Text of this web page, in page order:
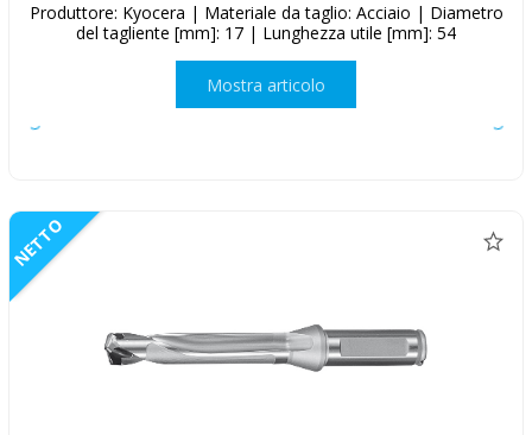
Produttore: Kyocera | Materiale da taglio: Acciaio | Diametro
del tagliente [mm]: 17 | Lunghezza utile [mm]: 54
Mostra articolo
NETTO